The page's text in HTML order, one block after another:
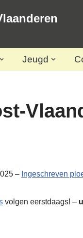
Jeugd
– Ingeschreven
volgen eerstdaags! –